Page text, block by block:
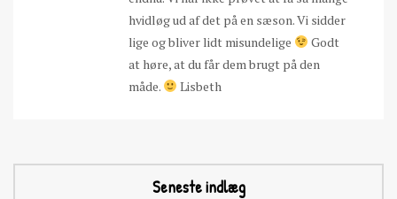
hvidløg ud af det på en sæson. Vi sidder
lige og bliver lidt misundelige
Godt
at høre, at du får dem brugt på den
måde.
Lisbeth
Seneste indlæg